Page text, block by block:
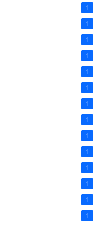
1
1
1
1
1
1
1
1
1
1
1
1
1
1